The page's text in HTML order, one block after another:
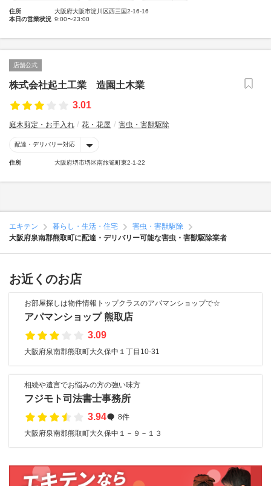
住所
大阪府大阪市淀川区西三国2-16-16
本日の営業状況 9:00〜23:00
店舗公式
株式会社起土工業 造園土木業
3.01
庭木剪定・お手入れ 花・花屋 害虫・害獣駆除
配達・デリバリー対応
住所 大阪府堺市堺区南旅篭町東2-1-22
エキテン 暮らし・生活・住宅
害虫・害獣駆除
大阪府泉南郡熊取町に配達・デリバリー可能な害虫・害獣駆除業者
お近くのお店
お部屋探しは物件情報トップクラスのアパマンショップで☆
アパマンショップ 熊取店
3.09
大阪府泉南郡熊取町大久保中１丁目10-31
相続や遺言でお悩みの方の強い味方
フジモト司法書士事務所
3.94
8件
大阪府泉南郡熊取町大久保中１－９－１３